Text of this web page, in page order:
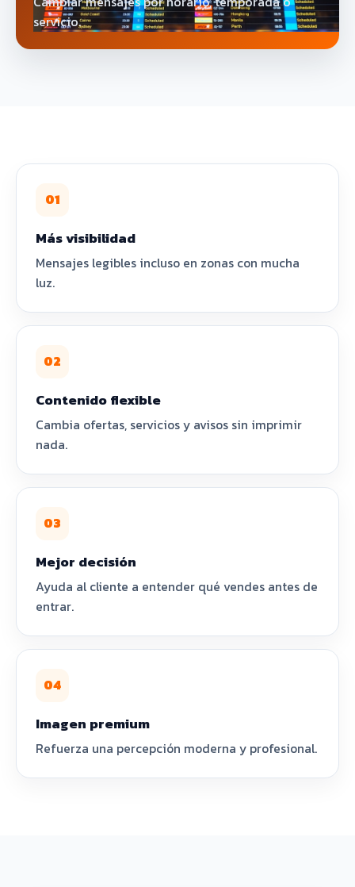
servicio.
01
Más visibilidad
Mensajes legibles incluso en zonas con mucha
luz.
02
Contenido flexible
Cambia ofertas, servicios y avisos sin imprimir
nada.
03
Mejor decisión
Ayuda al cliente a entender qué vendes antes de
entrar.
04
Imagen premium
Refuerza una percepción moderna y profesional.